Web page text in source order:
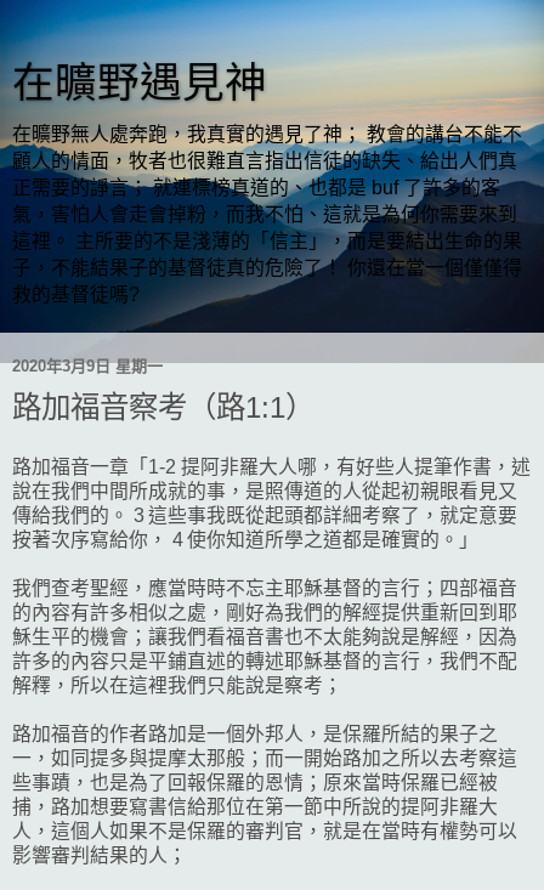
在曠野遇見神
在曠野無人處奔跑，我真實的遇見了神； 教會的講台不能不
顧人的情面，牧者也很難直言指出信徒的缺失、給出人們真
正需要的諍言； 就連標榜真道的、也都是 buf 了許多的客
氣，害怕人會走會掉粉，而我不怕、這就是為何你需要來到
這裡。 主所要的不是淺薄的「信主」，而是要結出生命的果
子，不能結果子的基督徒真的危險了！ 你還在當一個僅僅得
救的基督徒嗎?
2020年3月9日 星期一
路加福音察考（路1:1）
路加福音一章「1-2 提阿非羅大人哪，有好些人提筆作書，述
說在我們中間所成就的事，是照傳道的人從起初親眼看見又
傳給我們的。 3 這些事我既從起頭都詳細考察了，就定意要
按著次序寫給你， 4 使你知道所學之道都是確實的。」
我們查考聖經，應當時時不忘主耶穌基督的言行；四部福音
的內容有許多相似之處，剛好為我們的解經提供重新回到耶
穌生平的機會；讓我們看福音書也不太能夠說是解經，因為
許多的內容只是平鋪直述的轉述耶穌基督的言行，我們不配
解釋，所以在這裡我們只能說是察考；
路加福音的作者路加是一個外邦人，是保羅所結的果子之
一，如同提多與提摩太那般；而一開始路加之所以去考察這
些事蹟，也是為了回報保羅的恩情；原來當時保羅已經被
捕，路加想要寫書信給那位在第一節中所說的提阿非羅大
人，這個人如果不是保羅的審判官，就是在當時有權勢可以
影響審判結果的人；